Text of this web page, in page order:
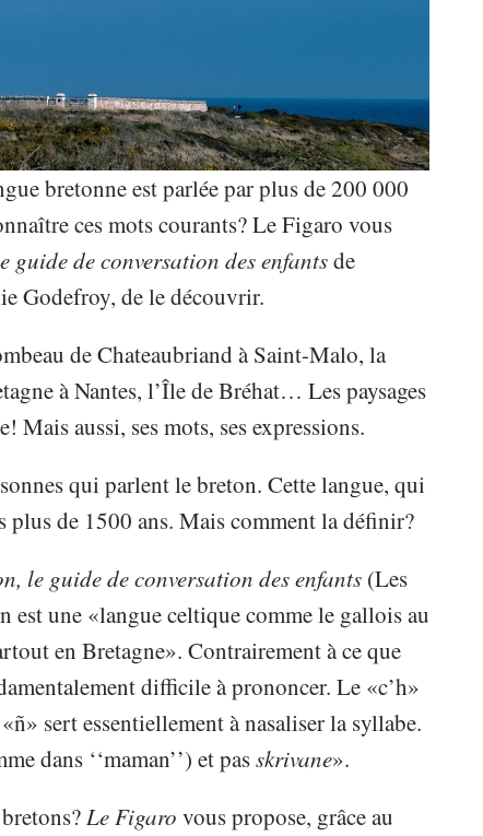
bretonne est parlée par plus de 200 000
ces mots courants? Le Figaro vous
guide de conversation des enfantsde
Godefroy, de le découvrir.
de Chateaubriand à Saint-Malo, la
à Nantes, l’Île de Bréhat… Les paysages
Mais aussi, ses mots, ses expressions.
qui parlent le breton. Cette langue, qui
de 1500 ans. Mais comment la définir?
le guide de conversation des enfants (Les
une «langue celtique comme le gallois au
en Bretagne». Contrairement à ce que
difficile à prononcer. Le «c’h»
sert essentiellement à nasaliser la syllabe.
dans ‘‘maman’’) et passkrivane».
Le Figaro vous propose, grâce au